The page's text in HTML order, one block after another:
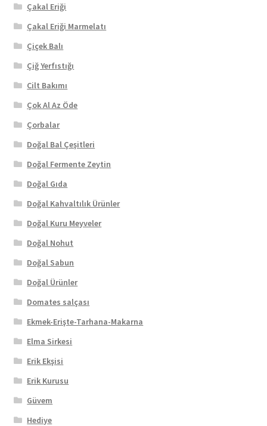
Çakal Eriği
Çakal Eriği Marmelatı
Çiçek Balı
Çiğ Yerfıstığı
Cilt Bakımı
Çok Al Az Öde
Çorbalar
Doğal Bal Çeşitleri
Doğal Fermente Zeytin
Doğal Gıda
Doğal Kahvaltılık Ürünler
Doğal Kuru Meyveler
Doğal Nohut
Doğal Sabun
Doğal Ürünler
Domates salçası
Ekmek-Erişte-Tarhana-Makarna
Elma Sirkesi
Erik Ekşisi
Erik Kurusu
Güvem
Hediye